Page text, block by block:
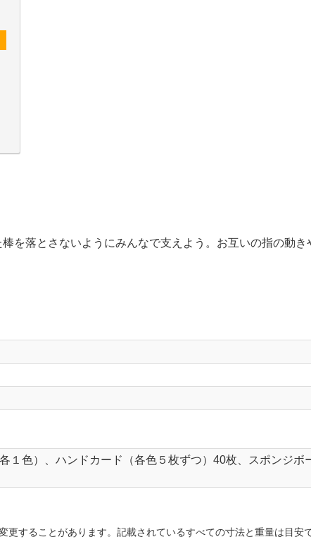
を落とさないようにみんなで支えよう。お互いの指の動き
１色）、ハンドカード（各色５枚ずつ）40枚、スポンジボ
することがあります。記載されているすべての寸法と重量は目安